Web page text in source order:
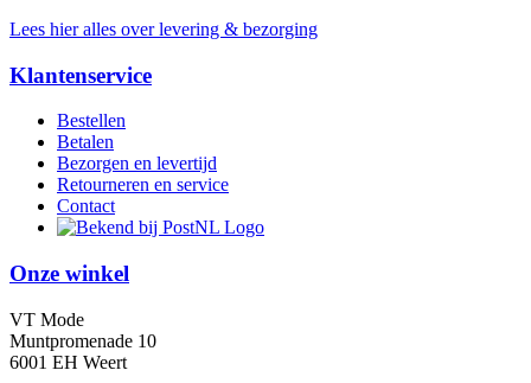
Lees hier alles over levering & bezorging
Klantenservice
Bestellen
Betalen
Bezorgen en levertijd
Retourneren en service
Contact
Onze winkel
VT Mode
Muntpromenade 10
6001 EH Weert